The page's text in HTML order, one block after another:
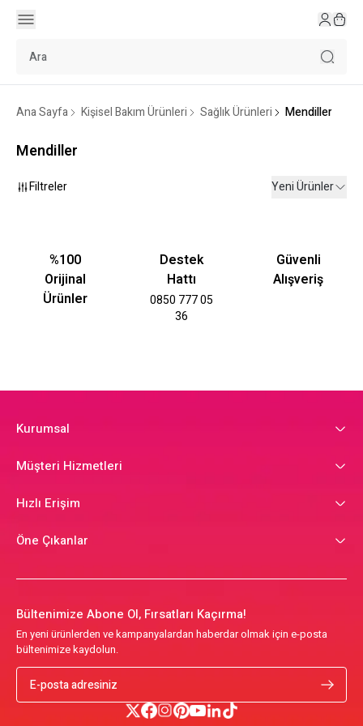
Ana Sayfa Kişisel Bakım Ürünleri Sağlık Ürünleri Mendiller
Mendiller
Filtreler Yeni Ürünler
%100
Orijinal
Ürünler
Destek
Hattı
0850 777 05
36
Güvenli
Alışveriş
Kurumsal
Müşteri Hizmetleri
Hızlı Erişim
Öne Çıkanlar
Bültenimize Abone Ol, Fırsatları Kaçırma!
En yeni ürünlerden ve kampanyalardan haberdar olmak için e-posta
bültenimize kaydolun.